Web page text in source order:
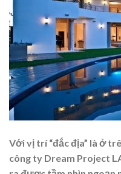
Với vị trí “đắc địa” là ở
công ty Dream Project